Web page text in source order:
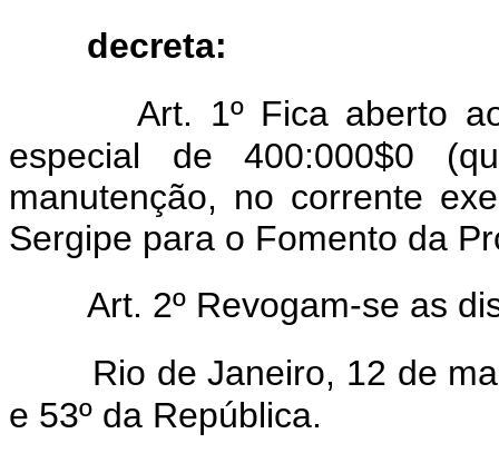
decreta:
Art. 1º Fica aberto
especial de 400:000$0
manutenção, no corrente
Sergipe para o Fomento da
Art. 2º Revogam-se as
Rio de Janeiro, 12 de
e 53º da República.